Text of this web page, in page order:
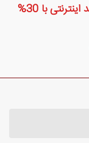
قفل شیشه سکوریت - لیست قیمت و خرید اینترنتی با 30%